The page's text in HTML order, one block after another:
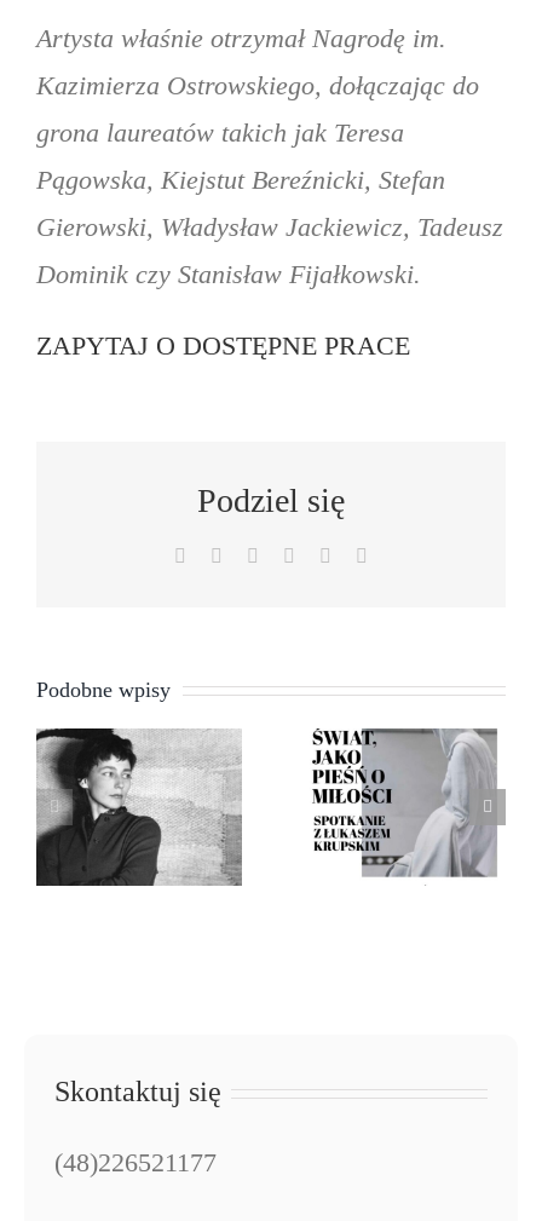
Artysta właśnie otrzymał Nagrodę im.
Kazimierza Ostrowskiego, dołączając do
grona laureatów takich jak Teresa
Pągowska, Kiejstut Bereźnicki, Stefan
Gierowski, Władysław Jackiewicz, Tadeusz
Dominik czy Stanisław Fijałkowski.
ZAPYTAJ O DOSTĘPNE PRACE
Podziel się
Facebook LinkedInWhatsApp
Pinterest
Podobne wpisy
Magdalena
Abakanowicz
Światło
jako pieśń
miłości:
Łukasz
Krupski –
Skontaktuj się
(48)226521177